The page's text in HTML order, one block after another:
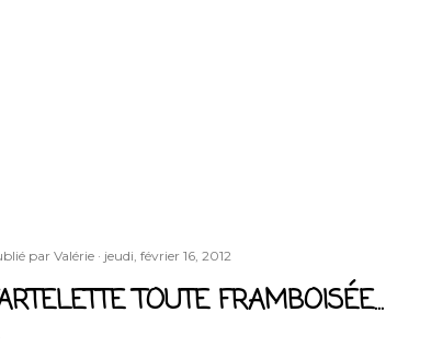
par Valérie jeudi, février 16, 2012
TOUTE FRAMBOISÉE...